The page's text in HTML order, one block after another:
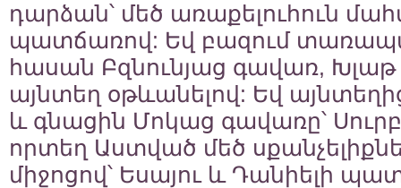
դարձան՝ մեծ առաքելուհուն
պատճառով: Եվ բազում
հասան Բզնունյաց գավառ, Խլաթ
այնտեղ օթևանելով: Եվ
և գնացին Մոկաց գավառը՝
որտեղ Աստված մեծ
միջոցով՝ Եսայու և Դանիելի